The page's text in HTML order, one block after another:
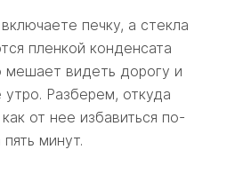
печку, а стекла
пленкой конденсата
мешает видеть дорогу и
Разберем, откуда
от нее избавиться по-
минут.